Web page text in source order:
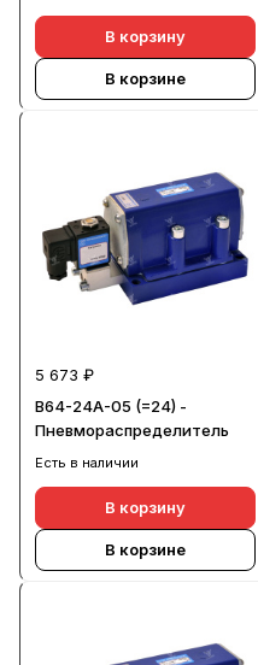
В корзину
В корзине
5 673 ₽
В64-24А-05 (=24) -
Пневмораспределитель
Есть в наличии
В корзину
В корзине